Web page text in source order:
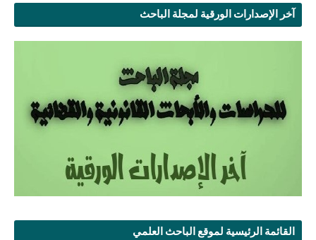
آخر الإصدارات الورقية لمجلة الباحث
القائمة الرئيسية لموقع الباحث العلمي